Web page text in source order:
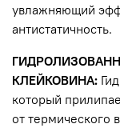
увлажняющий
антистатичность.
КЛЕЙКОВИНА:
который
от термического